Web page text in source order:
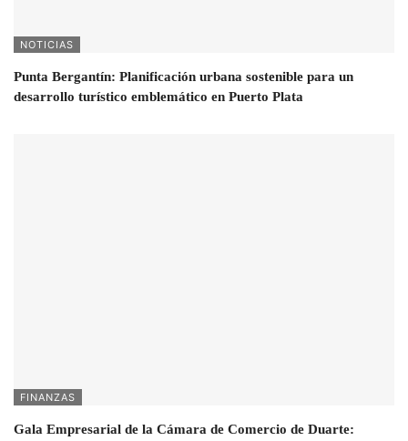
NOTICIAS
Punta Bergantín: Planificación urbana sostenible para un
desarrollo turístico emblemático en Puerto Plata
FINANZAS
Gala Empresarial de la Cámara de Comercio de Duarte: